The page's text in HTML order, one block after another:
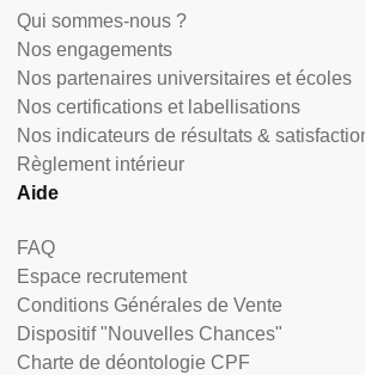
Qui sommes-nous ?
Nos engagements
Nos partenaires universitaires et écoles
Nos certifications et labellisations
Nos indicateurs de résultats &
Règlement intérieur
Aide
FAQ
Espace recrutement
Conditions Générales de Vente
Dispositif "Nouvelles Chances"
Charte de déontologie CPF